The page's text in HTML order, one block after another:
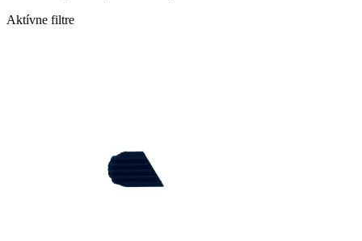
Aktívne filtre